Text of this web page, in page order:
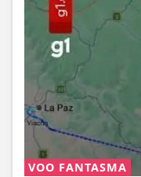
VOO FANTASMA